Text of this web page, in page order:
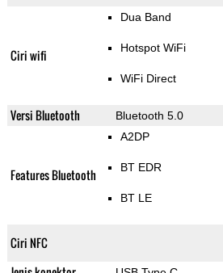
Ciri wifi
Dua Band
Hotspot WiFi
WiFi Direct
Versi Bluetooth Bluetooth 5.0
Features Bluetooth
A2DP
BT EDR
BT LE
Ciri NFC